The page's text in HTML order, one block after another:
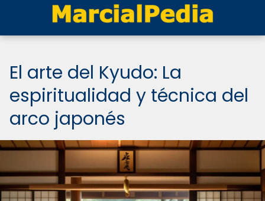
El arte del Kyudo: La
espiritualidad y técnica del
arco japonés